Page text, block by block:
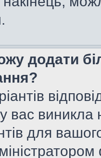
додати
виникла
для